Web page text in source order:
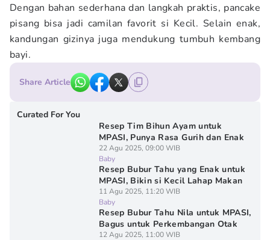
Dengan bahan sederhana dan langkah praktis, pancake
pisang bisa jadi camilan favorit si Kecil. Selain enak,
kandungan gizinya juga mendukung tumbuh kembang
bayi.
Share Article
Curated For You
Resep Tim Bihun Ayam untuk
MPASI, Punya Rasa Gurih dan Enak
22 Agu 2025, 09:00 WIB
Baby
Resep Bubur Tahu yang Enak untuk
MPASI, Bikin si Kecil Lahap Makan
11 Agu 2025, 11:20 WIB
Baby
Resep Bubur Tahu Nila untuk MPASI,
Bagus untuk Perkembangan Otak
12 Agu 2025, 11:00 WIB